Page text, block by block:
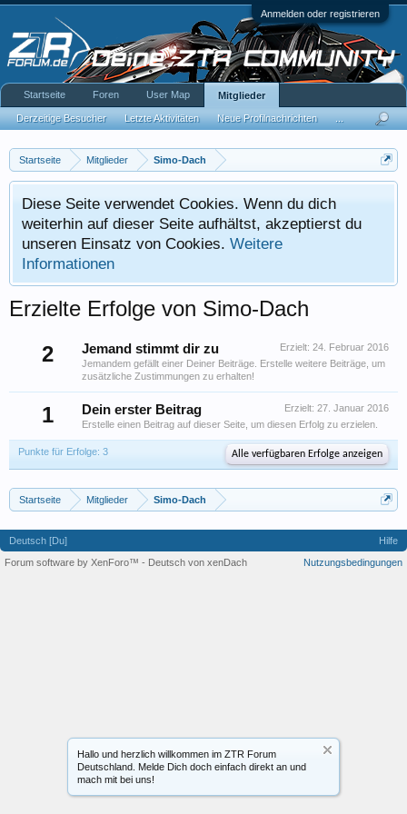
Anmelden oder registrieren
Startseite Mitglieder Simo-Dach
Diese Seite verwendet Cookies. Wenn du dich
weiterhin auf dieser Seite aufhältst, akzeptierst du
unseren Einsatz von Cookies. Weitere
Informationen
Hallo und herzlich willkommen im ZTR Forum
Deutschland. Melde Dich doch einfach direkt an und
mach mit bei uns!
Erzielte Erfolge von Simo-Dach
2
Erzielt: 24. Februar 2016
Jemand stimmt dir zu
Jemandem gefällt einer Deiner Beiträge. Erstelle weitere Beiträge, um
zusätzliche Zustimmungen zu erhalten!
1 Erzielt: 27. Januar 2016
Dein erster Beitrag
Erstelle einen Beitrag auf dieser Seite, um diesen Erfolg zu erzielen.
Punkte für Erfolge: 3 Alle verfügbaren Erfolge anzeigen
Startseite Mitglieder Simo-Dach
Startseite Foren User Map Mitglieder
Derzeitige Besucher Letzte Aktivitäten Neue Profilnachrichten
Deutsch [Du]
Hilfe
Nutzungsbedingungen
Forum software by XenForo™ - Deutsch von xenDach